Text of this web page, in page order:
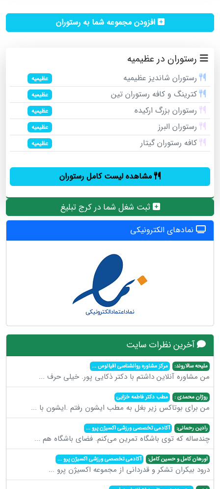
افزودن مجموعه شما به رستوران
رستوران در عظیمیه
رستوران شاندیز عظیمیه عظیمیه
کترینگ و کافه رستوران تین عظیمیه
رستوران بزرگ ارکیده عظیمیه
رستوران البرز عظیمیه
کافه رستوران گیتار عظیمیه
مشاهده لیست کامل رستوران
ثبت شغل شما در کرج تبلیغ
نمادهای الکترونیکی
آخرین نظرات سایت
ملیحه سالاروند: مرکز مشاوره روانشناسی اقیانوس...
من مشاوره آنلاین داشتم با دکتر ذکایی پور. خیلی حرف ...
روژان محمدی : مطب دکتر فاطمه خزایی
من برای بوتاکس زیر بغل به مطب ایشون رفتم .ایشون با ...
رادین رحمانی: آکادمی تخصصی ورزشی اکسیژن پرو...
چندساله که توی باشگاه تمرین می‌کنم. فضای باشگاه هم ...
اورهان کامل و حسین کامل: آکادمی تخصصی ورزشی اکسیژن پرو...
درود بیکران تشکر و قدردانی از مجموعه اکسیژن پرو ...